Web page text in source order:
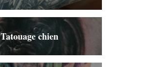
Tatouage chien